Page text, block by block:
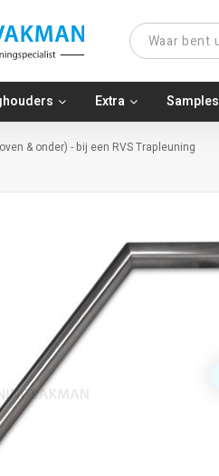
Extra Samples
& onder) - bij een RVS Trapleuning